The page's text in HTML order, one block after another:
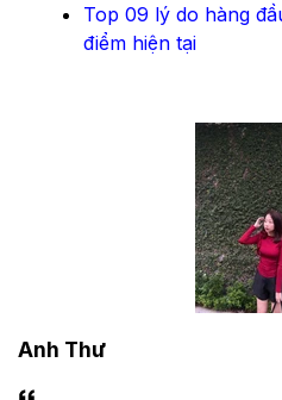
Top 09 lý do hàng
điểm hiện tại
Anh Thư